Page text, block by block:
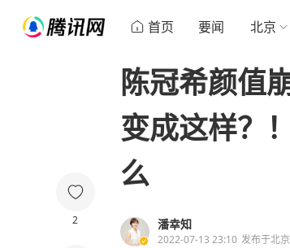
首页 要闻 北京
2
陈冠希颜值
变成这样？
么
潘幸知
2022-07-13 23:10 发布于北京